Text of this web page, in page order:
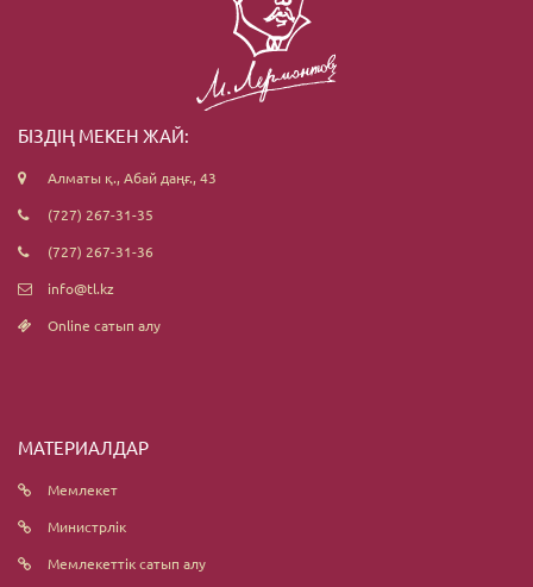
БІЗДІҢ МЕКЕН ЖАЙ:
Алматы қ., Абай даңғ., 43
(727) 267-31-35
(727) 267-31-36
info@tl.kz
Online сатып алу
МАТЕРИАЛДАР
Мемлекет
Министрлік
Мемлекеттік сатып алу